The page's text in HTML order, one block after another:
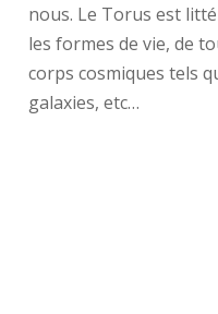
nous. Le Torus est
les formes de vie, de
corps cosmiques tels
galaxies, etc…